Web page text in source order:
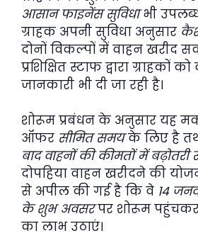
आसान फाइनेंस सुविधाभी
ग्राहक अपनी सुविधा अनुसार
दोनों विकल्पों में वाहन खरीद
प्रशिक्षित स्टाफ द्वारा ग्राहकों
जानकारी भी दी जा रही है।
शोरूम प्रबंधन के अनुसार यह
ऑफर सीमित समयके लिए है
बाद वाहनों की कीमतों में
दोपहिया वाहन खरीदने की
से अपील की गई है कि वे 14
के शुभ अवसरपर शोरूम
का लाभ उठाएं।